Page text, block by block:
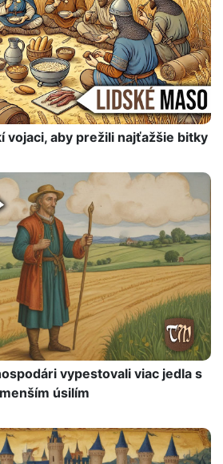
vojaci, aby prežili najťažšie bitky
vypestovali viac jedla s
menším úsilím